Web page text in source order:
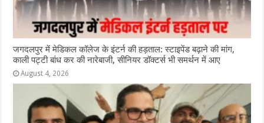
जगदलपुर में मेडिकल कॉलेज के इंटर्न की हड़ताल: स्टाइपेंड बढ़ाने की मांग,
काली पट्टी बांध कर की नारेबाजी, सीनियर डॉक्टर्स भी समर्थन में आए
August 4, 2026